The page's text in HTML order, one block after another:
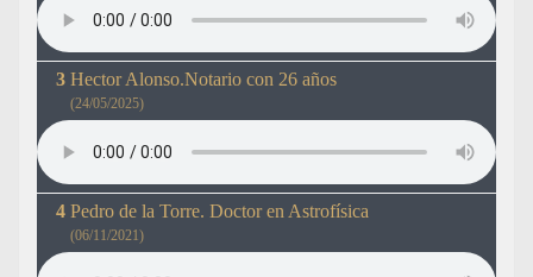
Hector Alonso.Notario con 26 años
(24/05/2025)
Pedro de la Torre. Doctor en Astrofísica
(06/11/2021)